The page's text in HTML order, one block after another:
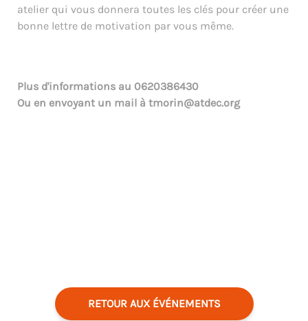
atelier qui vous donnera toutes les clés pour créer une
bonne lettre de motivation par vous même.
Plus d'informations au 0620386430
Ou en envoyant un mail à tmorin@atdec.org
RETOUR AUX ÉVÉNEMENTS